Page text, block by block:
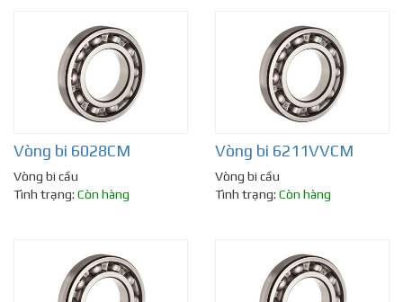
Vòng bi 6028CM
Vòng bi cầu
Tình trạng: Còn hàng
Vòng bi 6211VVCM
Vòng bi cầu
Tình trạng: Còn hàng